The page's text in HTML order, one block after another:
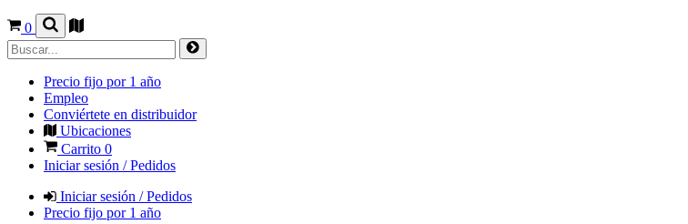
0
Precio fijo por 1 año
Empleo
Conviértete en distribuidor
Ubicaciones
Carrito 0
Iniciar sesión / Pedidos
Iniciar sesión / Pedidos
Precio fijo por 1 año